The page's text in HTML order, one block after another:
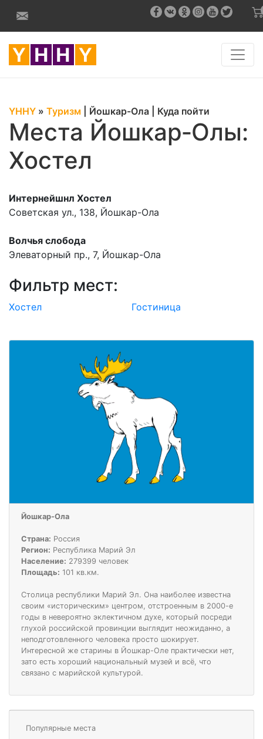
YHHY » Туризм Йошкар-Ола Куда пойти
Места Йошкар‑Олы:
Хостел
Интернейшнл Хостел
Советская ул., 138, Йошкар-Ола
Волчья слобода
Элеваторный пр., 7, Йошкар-Ола
Фильтр мест:
Хостел Гостиница
Йошкар-Ола
Страна: Россия
Регион: Республика Марий Эл
Население: 279399 человек
Площадь: 101 кв.км.
Столица республики Марий Эл. Она наиболее известна
своим «историческим» центром, отстроенным в 2000-е
годы в невероятно эклектичном духе, который посреди
глухой российской провинции выглядит неожиданно, а
неподготовленного человека просто шокирует.
Интересной же старины в Йошкар-Оле практически нет,
зато есть хороший национальный музей и всё, что
связано с марийской культурой.
Популярные места